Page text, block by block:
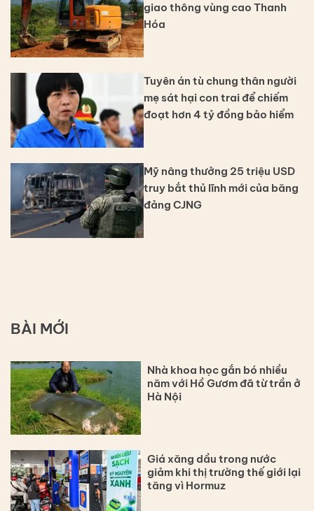
giao thông vùng cao Thanh
Hóa
Tuyên án tù chung thân người
mẹ sát hại con trai để chiếm
đoạt hơn 4 tỷ đồng bảo hiểm
Mỹ nâng thưởng 25 triệu USD
truy bắt thủ lĩnh mới của băng
đảng CJNG
BÀI MỚI
Nhà khoa học gắn bó nhiều
năm với Hồ Gươm đã từ trần ở
Hà Nội
Giá xăng dầu trong nước
giảm khi thị trường thế giới lại
tăng vì Hormuz